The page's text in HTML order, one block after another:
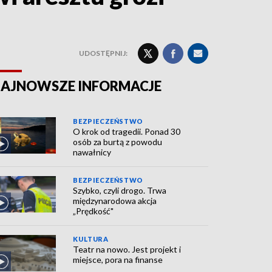
UDOSTĘPNIJ:
INFORMACJE
BEZPIECZEŃSTWO
O krok od tragedii. Ponad 30
osób za burtą z powodu
nawałnicy
BEZPIECZEŃSTWO
Szybko, czyli drogo. Trwa
międzynarodowa akcja
„Prędkość"
KULTURA
Teatr na nowo. Jest projekt i
miejsce, pora na finanse